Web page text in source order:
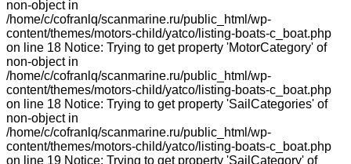
non-object in
/home/c/cofranlq/scanmarine.ru/public_html/wp-
content/themes/motors-child/yatco/listing-boats-c_boat.php
on line 18 Notice: Trying to get property 'MotorCategory' of
non-object in
/home/c/cofranlq/scanmarine.ru/public_html/wp-
content/themes/motors-child/yatco/listing-boats-c_boat.php
on line 18 Notice: Trying to get property 'SailCategories' of
non-object in
/home/c/cofranlq/scanmarine.ru/public_html/wp-
content/themes/motors-child/yatco/listing-boats-c_boat.php
on line 19 Notice: Trying to get property 'SailCategory' of